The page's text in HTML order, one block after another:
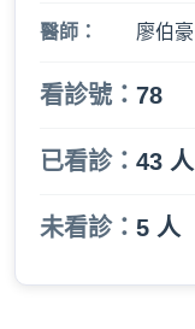
醫師： 廖伯豪
看診號： 78
已看診： 43 人
未看診： 5 人